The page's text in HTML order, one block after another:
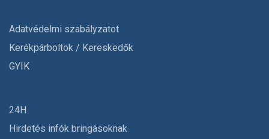
Adatvédelmi szabályzatot
Kerékpárboltok / Kereskedők
GYIK
24H
Hirdetés infók bringásoknak